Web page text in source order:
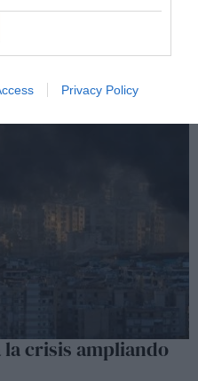
Privacy Policy
que, según su propio relato,
capacidad para resolver conflictos
la crisis ampliando